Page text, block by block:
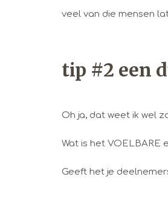
veel van die mensen
tip #2 een
Oh ja, dat weet ik wel
Wat is het VOELBARE
Geeft het je